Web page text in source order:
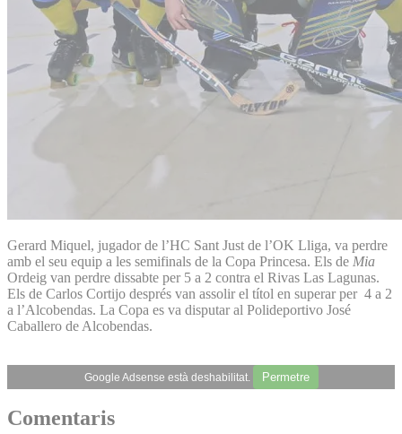
Gerard Miquel, jugador de l’HC Sant Just de l’OK Lliga, va perdre
amb el seu equip a les semifinals de la Copa Princesa. Els de Mia
Ordeig van perdre dissabte per 5 a 2 contra el Rivas Las Lagunas.
Els de Carlos Cortijo després van assolir el títol en superar per 4 a 2
a l’Alcobendas. La Copa es va disputar al Polideportivo José
Caballero de Alcobendas.
Google Adsense està deshabilitat. Permetre
Comentaris